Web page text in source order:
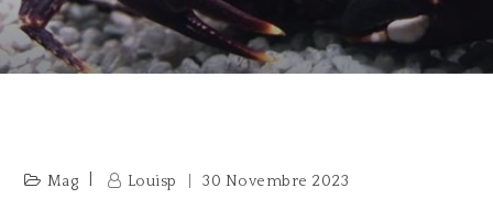
Mag Louisp 30 Novembre 2023